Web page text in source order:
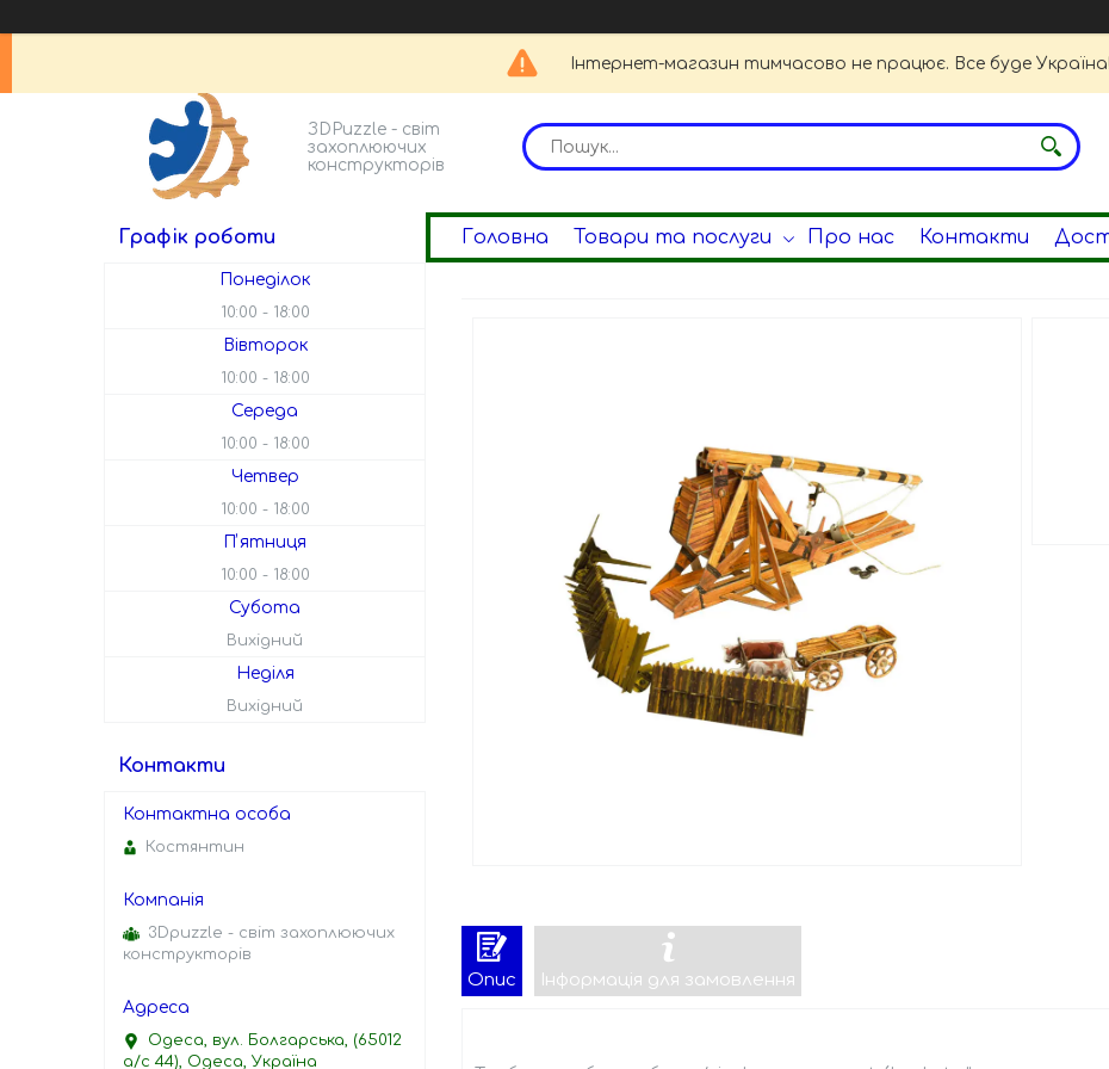
Інтернет-магазин тимчасово не працює. Все буде Україна!
ЗDPuzzle - світ
захоплюючих
конструкторів
Головна Товари та послуги Про нас Контакти
Опис Інформація для замовлення
Графік роботи
Понеділок
10:00 18:00
Вівторок
10:00 18:00
Середа
10:00 18:00
Четвер
10:00 18:00
Пʼятниця
10:00 18:00
Субота
Вихідний
Неділя
Вихідний
Контакти
Костянтин
3Dpuzzle - світ захоплюючих
конструкторів
Одеса, вул. Болгарська, (65012
а/с 44), Одеса, Україна